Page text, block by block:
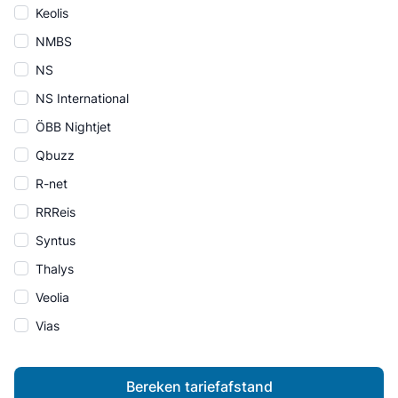
Keolis
NMBS
NS
NS International
ÖBB Nightjet
Qbuzz
R-net
RRReis
Syntus
Thalys
Veolia
Vias
Bereken tariefafstand